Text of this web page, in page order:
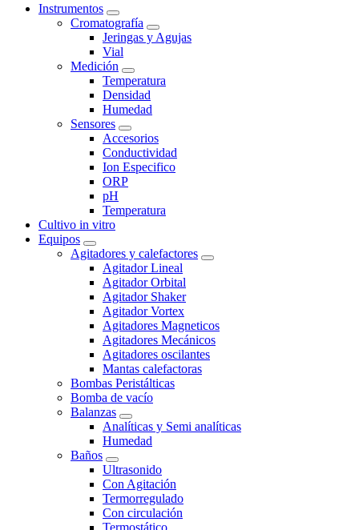
Instrumentos
Cromatografía
Jeringas y Agujas
Vial
Medición
Temperatura
Densidad
Humedad
Sensores
Accesorios
Conductividad
Ion Especifico
ORP
pH
Temperatura
Cultivo in vitro
Equipos
Agitadores y calefactores
Agitador Lineal
Agitador Orbital
Agitador Shaker
Agitador Vortex
Agitadores Magneticos
Agitadores Mecánicos
Agitadores oscilantes
Mantas calefactoras
Bombas Peristálticas
Bomba de vacío
Balanzas
Analíticas y Semi analíticas
Humedad
Baños
Ultrasonido
Con Agitación
Termorregulado
Con circulación
Termostático